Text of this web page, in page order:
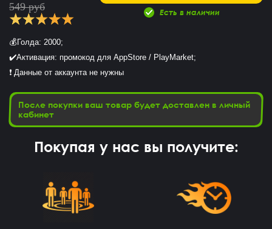
549 руб Есть в наличии
💰Голда: 2000;
✔️Активация: промокод для AppStore / PlayMarket;
❗ Данные от аккаунта не нужны
После покупки ваш товар будет доставлен в личный
кабинет
Покупая у нас вы получите:
15 часов назад
Зарегистрирюся и всё